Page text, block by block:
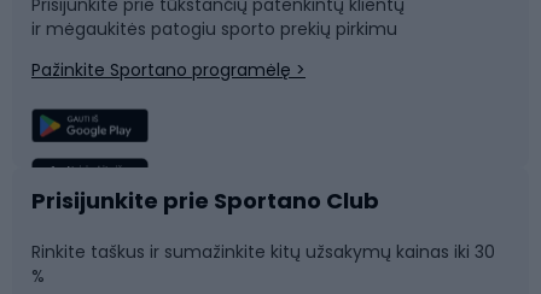
Laipiojimas
Žvejyba
Sportinė medicina
Snieglenčių sportas
Plaukimas
Komandinis sportas
Prisijunkite prie tūkstančių patenkintų klientų
ir mėgaukitės patogiu sporto prekių pirkimu
Pažinkite Sportano programėlę >
Prisijunkite prie Sportano Club
Rinkite taškus ir sumažinkite kitų užsakymų kainas iki 30
%